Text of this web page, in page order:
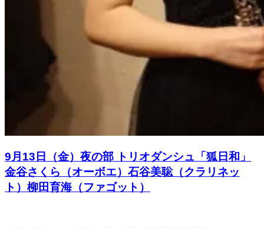
9月13日（金）夜の部 トリオダンシュ「狐日和」
金谷さくら（オーボエ）石谷美聡（クラリネッ
ト）柳田育海（ファゴット）